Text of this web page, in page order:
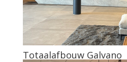
Totaalafbouw Galvano